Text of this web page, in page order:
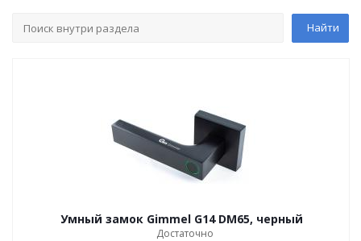
Умный замок Gimmel G14 DM65, черный
Достаточно